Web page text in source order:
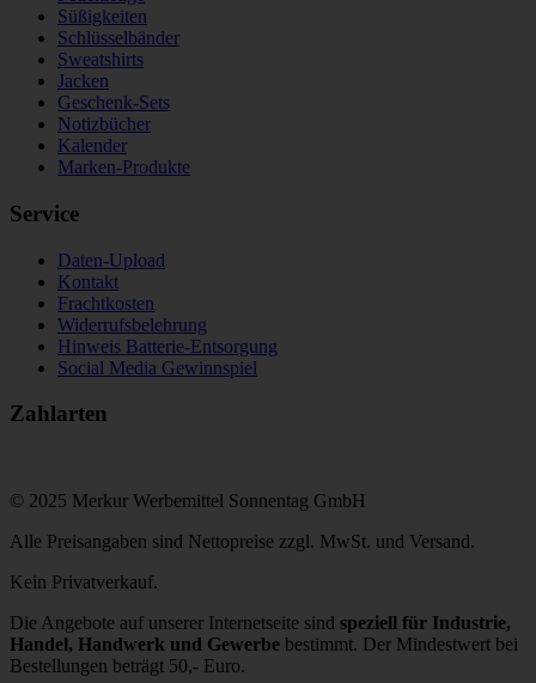
Süßigkeiten
Schlüsselbänder
Sweatshirts
Jacken
Geschenk-Sets
Notizbücher
Kalender
Marken-Produkte
Service
Daten-Upload
Kontakt
Frachtkosten
Widerrufsbelehrung
Hinweis Batterie-Entsorgung
Social Media Gewinnspiel
Zahlarten
© 2025 Merkur Werbemittel Sonnentag GmbH
Alle Preisangaben sind Nettopreise zzgl. MwSt. und Versand.
Kein Privatverkauf.
Die Angebote auf unserer Internetseite sind speziell für Industrie,
Handel, Handwerk und Gewerbe bestimmt. Der Mindestwert bei
Bestellungen beträgt 50,- Euro.